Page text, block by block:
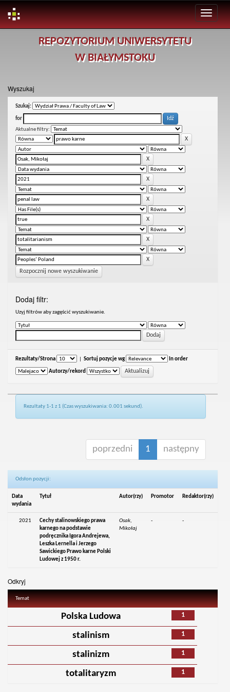
REPOZYTORIUM UNIWERSYTETU
W BIAŁYMSTOKU
Wyszukaj
Szukaj:
for
Aktualne filtry:
Rozpocznij nowe wyszukiwanie
Dodaj filtr:
Uzyj filtrów aby zagęścić wyszukiwanie.
Rezultaty/Strona Sortuj pozycje wg In order
Autorzy/rekord
Rezultaty 1-1 z 1 (Czas wyszukiwania: 0.001 sekund).
poprzedni 1 następny
Odsłon pozycji:
Data
wydania
Tytuł Autor(rzy) Promotor Redaktor(rzy)
2021
Cechy stalinowskiego prawa
karnego na podstawie
podręcznika Igora Andrejewa,
Leszka Lernella i Jerzego
Sawickiego Prawo karne Polski
Ludowej z 1950 r.
Osak,
Mikołaj
- -
Odkryj
Temat
1
Polska Ludowa
1
stalinism
1
stalinizm
1
totalitaryzm